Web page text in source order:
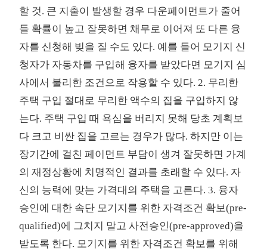
할 것. 큰 지출이 발생할 경우 다운페이먼트가 줄어
들 확률이 높고 잘못하면 채무로 이어져 또 다른 융
자를 신청해 빚을 질 수도 있다. 예를 들어 모기지 신
청자가 자동차를 구입해 융자를 받았다면 모기지 심
사에서 불리한 조건으로 작용할 수 있다. 2. 무리한
주택 구입 절대로 무리한 액수의 집을 구입하지 않
는다. 주택 구입 때 욕심을 버리지 못해 당초 계획보
다 크고 비싼 집을 고르는 경우가 많다. 하지만 이는
장기간에 걸친 페이먼트 부담이 생겨 잘못하면 가계
의 재정상황에 치명적인 결과를 초래할 수 있다. 자
신의 능력에 맞는 가격대의 주택을 고른다. 3. 융자
승인에 대한 속단 모기지를 위한 자격조건 확보(pre-
qualified)에 그치지 말고 사전승인(pre-approved)을
받도록 한다. 모기지를 위한 자격조건 확보를 위해